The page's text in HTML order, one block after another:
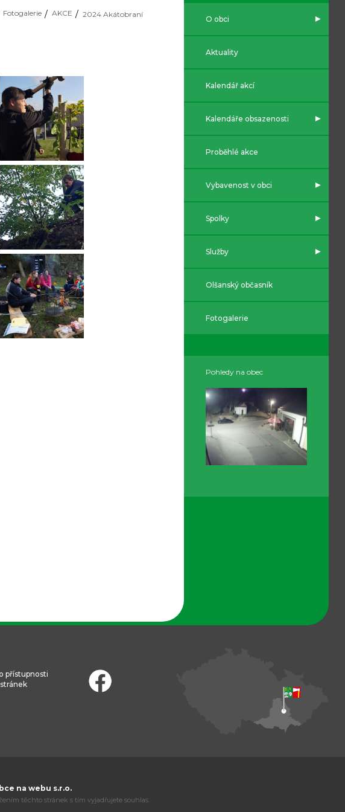
Fotogalerie AKCE 2024 Akátobraní
O obci
Aktuality
Kalendář akcí
Kalendáře obsazenosti
Proběhlé akce
Vybavenost v obci
Spolky
Služby
Olšanský občasník
Fotogalerie
Pohledy na obec
přístupnosti
na webu s.r.o.
těchto stránek s tím vyjadřujete souhlas.